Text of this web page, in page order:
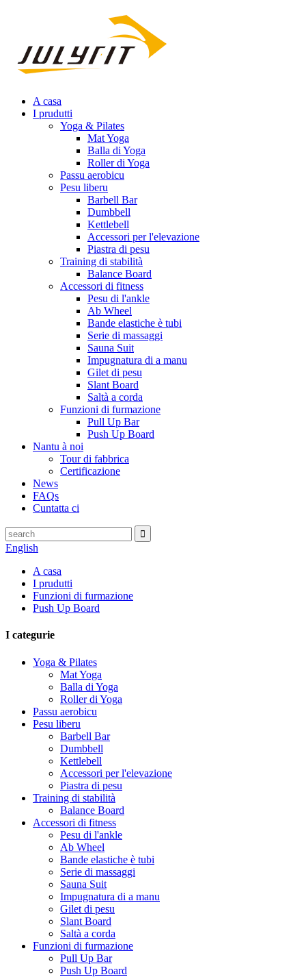
A casa
I prudutti
Yoga & Pilates
Mat Yoga
Balla di Yoga
Roller di Yoga
Passu aerobicu
Pesu liberu
Barbell Bar
Dumbbell
Kettlebell
Accessori per l'elevazione
Piastra di pesu
Training di stabilità
Balance Board
Accessori di fitness
Pesu di l'ankle
Ab Wheel
Bande elastiche è tubi
Serie di massaggi
Sauna Suit
Impugnatura di a manu
Gilet di pesu
Slant Board
Saltà a corda
Funzioni di furmazione
Pull Up Bar
Push Up Board
Nantu à noi
Tour di fabbrica
Certificazione
News
FAQs
Cuntatta ci
English
A casa
I prudutti
Funzioni di furmazione
Push Up Board
I categurie
Yoga & Pilates
Mat Yoga
Balla di Yoga
Roller di Yoga
Passu aerobicu
Pesu liberu
Barbell Bar
Dumbbell
Kettlebell
Accessori per l'elevazione
Piastra di pesu
Training di stabilità
Balance Board
Accessori di fitness
Pesu di l'ankle
Ab Wheel
Bande elastiche è tubi
Serie di massaggi
Sauna Suit
Impugnatura di a manu
Gilet di pesu
Slant Board
Saltà a corda
Funzioni di furmazione
Pull Up Bar
Push Up Board